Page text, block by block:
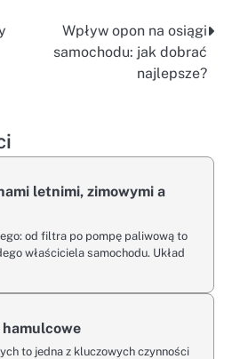
Wpływ opon na osiągi
samochodu: jak dobrać
najlepsze?
letnimi, zimowymi a
od filtra po pompę paliwową to
właściciela samochodu. Układ
to jedna z kluczowych czynności